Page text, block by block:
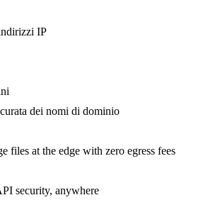
IP
dei nomi di dominio
files at the edge with zero egress fees
security, anywhere